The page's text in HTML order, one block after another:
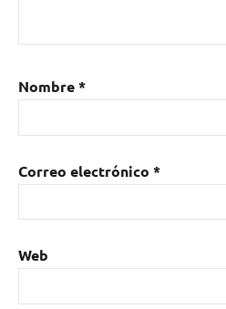
Nombre*
Correo electrónico *
Web